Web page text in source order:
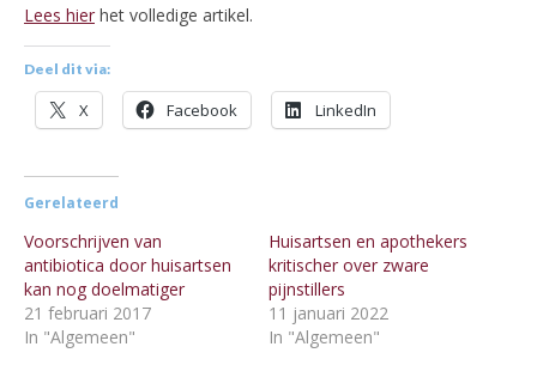
Lees hier het volledige artikel.
Deel dit via:
X Facebook LinkedIn
Gerelateerd
Voorschrijven van
antibiotica door huisartsen
kan nog doelmatiger
21 februari 2017
In "Algemeen"
Huisartsen en apothekers
kritischer over zware
pijnstillers
11 januari 2022
In "Algemeen"